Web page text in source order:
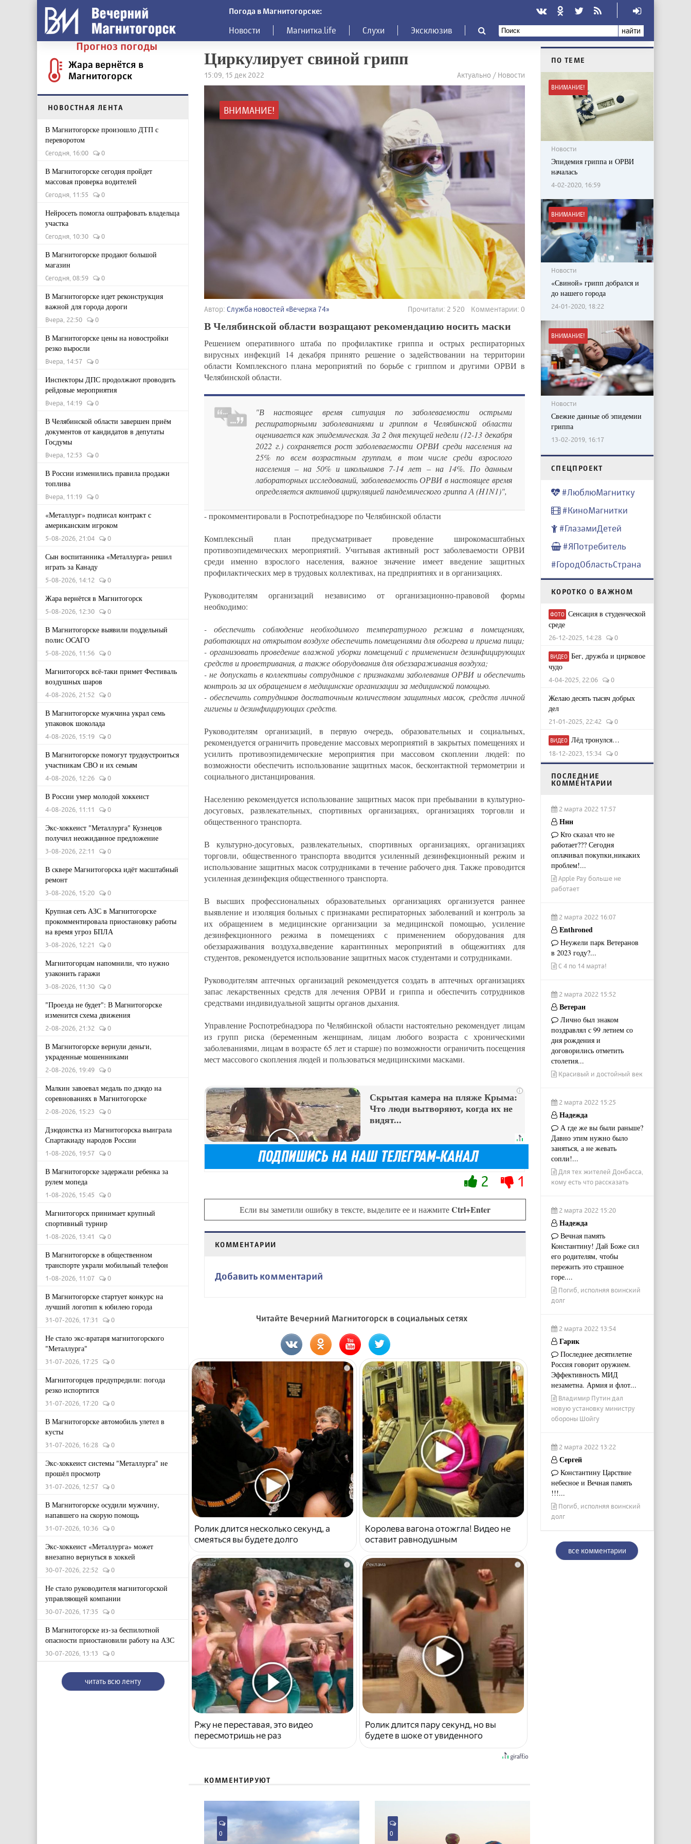
Погода в Магнитогорске:
Новости Магнитка.life Слухи Эксклюзив найти
Прогноз погоды
Жара вернётся в
Магнитогорск
НОВОСТНАЯ ЛЕНТА
В Магнитогорске произошло ДТП с
переворотом
Сегодня, 16:00 0
В Магнитогорске сегодня пройдет
массовая проверка водителей
Сегодня, 11:55 0
Нейросеть помогла оштрафовать владельца
участка
Сегодня, 10:30 0
В Магнитогорске продают большой
магазин
Сегодня, 08:59 0
В Магнитогорске идет реконструкция
важной для города дороги
Вчера, 22:50 0
В Магнитогорске цены на новостройки
резко выросли
Вчера, 14:57 0
Инспекторы ДПС продолжают проводить
рейдовые мероприятия
Вчера, 14:19 0
В Челябинской области завершен приём
документов от кандидатов в депутаты
Госдумы
Вчера, 12:53 0
В России изменились правила продажи
топлива
Вчера, 11:19 0
«Металлург» подписал контракт с
американским игроком
5-08-2026, 21:04 0
Сын воспитанника «Металлурга» решил
играть за Канаду
5-08-2026, 14:12 0
Жара вернётся в Магнитогорск
5-08-2026, 12:30 0
В Магнитогорске выявили поддельный
полис ОСАГО
5-08-2026, 11:56 0
Магнитогорск всё-таки примет Фестиваль
воздушных шаров
4-08-2026, 21:52 0
В Магнитогорске мужчина украл семь
упаковок шоколада
4-08-2026, 15:19 0
В Магнитогорске помогут трудоустроиться
участникам СВО и их семьям
4-08-2026, 12:26 0
В России умер молодой хоккеист
4-08-2026, 11:11 0
Экс-хоккеист "Металлурга" Кузнецов
получил неожиданное предложение
3-08-2026, 22:11 0
В сквере Магнитогорска идёт масштабный
ремонт
3-08-2026, 15:20 0
Крупная сеть АЗС в Магнитогорске
прокомментировала приостановку работы
на время угроз БПЛА
3-08-2026, 12:21 0
Магнитогорцам напомнили, что нужно
узаконить гаражи
3-08-2026, 11:30 0
"Проезда не будет": В Магнитогорске
изменится схема движения
2-08-2026, 21:32 0
В Магнитогорске вернули деньги,
украденные мошенниками
2-08-2026, 19:49 0
Малкин завоевал медаль по дзюдо на
соревнованиях в Магнитогорске
2-08-2026, 15:23 0
Дзюдоистка из Магнитогорска выиграла
Спартакиаду народов России
1-08-2026, 19:57 0
В Магнитогорске задержали ребенка за
рулем мопеда
1-08-2026, 15:45 0
Магнитогорск принимает крупный
спортивный турнир
1-08-2026, 13:41 0
В Магнитогорске в общественном
транспорте украли мобильный телефон
1-08-2026, 11:07 0
В Магнитогорске стартует конкурс на
лучший логотип к юбилею города
31-07-2026, 17:31 0
Не стало экс-вратаря магнитогорского
"Металлурга"
31-07-2026, 17:25 0
Магнитогорцев предупредили: погода
резко испортится
31-07-2026, 17:20 0
В Магнитогорске автомобиль улетел в
кусты
31-07-2026, 16:28 0
Экс-хоккеист системы "Металлурга" не
прошёл просмотр
31-07-2026, 12:57 0
В Магнитогорске осудили мужчину,
напавшего на скорую помощь
31-07-2026, 10:36 0
Экс-хоккеист «Металлурга» может
внезапно вернуться в хоккей
30-07-2026, 22:52 0
Не стало руководителя магнитогорской
управляющей компании
30-07-2026, 17:35 0
В Магнитогорске из-за беспилотной
опасности приостановили работу на АЗС
30-07-2026, 13:13 0
читать всю ленту
Циркулирует свиной грипп
15:09, 15 дек 2022 Актуально / Новости
ВНИМАНИЕ!
Автор: Служба новостей «Вечерка 74» Прочитали: 2 520 Комментарии: 0
В Челябинской области возращают рекомендацию носить маски
Решением оперативного штаба по профилактике гриппа и острых респираторных
вирусных инфекций 14 декабря принято решение о задействовании на территории
области Комплексного плана мероприятий по борьбе с гриппом и другими ОРВИ в
Челябинской области.
"В настоящее время ситуация по заболеваемости острыми
респираторными заболеваниями и гриппом в Челябинской области
оценивается как эпидемическая. За 2 дня текущей недели (12-13 декабря
2022 г.) сохраняется рост заболеваемости ОРВИ среди населения на
25% по всем возрастным группам, в том числе среди взрослого
населения – на 50% и школьников 7-14 лет – на 14%. По данным
лабораторных исследований, заболеваемость ОРВИ в настоящее время
определяется активной циркуляцией пандемического гриппа А (H1N1)",
- прокомментировали в Роспотребнадзоре по Челябинской области
Комплексный план предусматривает проведение широкомасштабных
противоэпидемических мероприятий. Учитывая активный рост заболеваемости ОРВИ
среди именно взрослого населения, важное значение имеет введение защитных
профилактических мер в трудовых коллективах, на предприятиях и в организациях.
Руководителям организаций независимо от организационно-правовой формы
необходимо:
- обеспечить соблюдение необходимого температурного режима в помещениях,
работающих на открытом воздухе обеспечить помещениями для обогрева и приема пищи;
- организовать проведение влажной уборки помещений с применением дезинфицирующих
средств и проветривания, а также оборудования для обеззараживания воздуха;
- не допускать в коллективы сотрудников с признаками заболевания ОРВИ и обеспечить
контроль за их обращением в медицинские организации за медицинской помощью.
- обеспечить сотрудников достаточным количеством защитных масок, средств личной
гигиены и дезинфицирующих средств.
Руководителям организаций, в первую очередь, образовательных и социальных,
рекомендуется ограничить проведение массовых мероприятий в закрытых помещениях и
усилить противоэпидемические мероприятия при массовом скоплении людей: по
возможности обеспечить использование защитных масок, бесконтактной термометрии и
социального дистанцирования.
Населению рекомендуется использование защитных масок при пребывании в культурно-
досуговых, развлекательных, спортивных организациях, организациях торговли и
общественного транспорта.
В культурно-досуговых, развлекательных, спортивных организациях, организациях
торговли, общественного транспорта вводится усиленный дезинфекционный режим и
использование защитных масок сотрудниками в течение рабочего дня. Также проводится
усиленная дезинфекция общественного транспорта.
В высших профессиональных образовательных организациях организуется раннее
выявление и изоляция больных с признаками респираторных заболеваний и контроль за
их обращением в медицинские организации за медицинской помощью, усиление
дезинфекционного режима в помещениях с применением оборудования для
обеззараживания воздуха,введение карантинных мероприятий в общежитиях для
студентов, рекомендуется использование защитных масок студентами и сотрудниками.
Руководителям аптечных организаций рекомендуется создать в аптечных организациях
запас лекарственных средств для лечения ОРВИ и гриппа и обеспечить сотрудников
средствами индивидуальной защиты органов дыхания.
Управление Роспотребнадзора по Челябинской области настоятельно рекомендует лицам
из групп риска (беременным женщинам, лицам любого возраста с хроническими
заболеваниями, лицам в возрасте 65 лет и старше) по возможности ограничить посещения
мест массового скопления людей и пользоваться медицинскими масками.
i
Скрытая камера на пляже Крыма:
Что люди вытворяют, когда их не
видят...
2 1
Если вы заметили ошибку в тексте, выделите ее и нажмитеCtrl+Enter
КОММЕНТАРИИ
Добавить комментарий
Читайте Вечерний Магнитогорск в социальных сетях
i
Ролик длится несколько секунд, а
смеяться вы будете долго
i
Королева вагона отожгла! Видео не
оставит равнодушным
i
Ржу не переставая, это видео
пересмотришь не раз
i
Ролик длится пару секунд, но вы
будете в шоке от увиденного
КОММЕНТИРУЮТ
0 0
ПО ТЕМЕ
ВНИМАНИЕ!
Новости
Эпидемия гриппа и ОРВИ
началась
4-02-2020, 16:59
ВНИМАНИЕ!
Новости
«Свиной» грипп добрался и
до нашего города
24-01-2020, 18:22
ВНИМАНИЕ!
Новости
Свежие данные об эпидемии
гриппа
13-02-2019, 16:17
CПЕЦПРОЕКТ
#ЛюблюМагнитку
#КиноМагнитки
#ГлазамиДетей
#ЯПотребитель
#ГородОбластьСтрана
КОРОТКО О ВАЖНОМ
ФОТО Сенсация в студенческой
среде
26-12-2025, 14:28 0
ВИДЕО Бег, дружба и цирковое
чудо
4-04-2025, 22:06 0
Желаю десять тысяч добрых
дел
21-01-2025, 22:42 0
ВИДЕО Лёд тронулся…
18-12-2023, 15:34 0
ПОСЛЕДНИЕ
КОММЕНТАРИИ
2 марта 2022 17:57
Ннн
Кто сказал что не
работает??? Сегодня
оплачивал покупки,никаких
проблем!...
Apple Pay больше не
работает
2 марта 2022 16:07
Enthroned
Неужели парк Ветеранов
в 2023 году?...
С 4 по 14 марта!
2 марта 2022 15:52
Ветеран
Лично был знаком
поздравлял с 99 летием со
дня рождения и
договорились отметить
столетия...
Красивый и достойный век
2 марта 2022 15:25
Надежда
А где же вы были раньше?
Давно этим нужно было
заняться, а не жевать
сопли!...
Для тех жителей Донбасса,
кому есть что рассказать
2 марта 2022 15:20
Надежда
Вечная память
Константину! Дай Боже сил
его родителям, чтобы
пережить это страшное
горе....
Погиб, исполняя воинский
долг
2 марта 2022 13:54
Гарик
Последнее десятилетие
Россия говорит оружием.
Эффективность МИД
незаметна. Армия и флот...
Владимир Путин дал
новую установку министру
обороны Шойгу
2 марта 2022 13:22
Сергей
Константину Царствие
небесное и Вечная память
!!!...
Погиб, исполняя воинский
долг
все комментарии